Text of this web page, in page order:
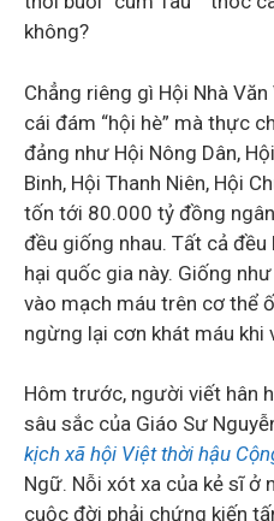
không?
Chẳng riêng gì Hội Nhà
cái đám “hội hè” mà thực
đảng như Hội Nông Dân,
Binh, Hội Thanh Niên, Hội
tốn tới 80.000 tỷ đồng
đều giống nhau. Tất cả
hại quốc gia này. Giống
vào mạch máu trên cơ thể
ngừng lại cơn khát máu khi
Hôm trước, người viết hân
sâu sắc của Giáo Sư
kịch xã hội Việt thời hậu
Ngữ. Nỗi xót xa của kẻ sĩ ở
cuộc đời phải chứng kiến